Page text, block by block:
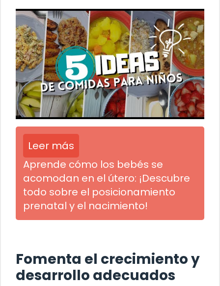
Leer más
Aprende cómo los bebés se
acomodan en el útero: ¡Descubre
todo sobre el posicionamiento
prenatal y el nacimiento!
Fomenta el crecimiento y
desarrollo adecuados